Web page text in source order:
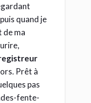
quand je
de ma
Prêt à
pas
fente-